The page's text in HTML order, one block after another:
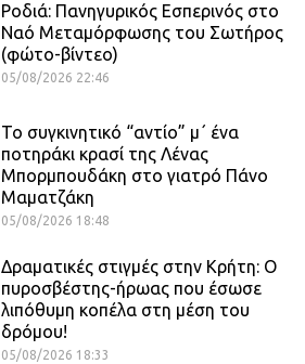
Ροδιά: Πανηγυρικός Εσπερινός στο
Ναό Μεταμόρφωσης του Σωτήρος
(φώτο-βίντεο)
05/08/2026 22:46
Το συγκινητικό “αντίο” μ΄ ένα
ποτηράκι κρασί της Λένας
Μπορμπουδάκη στο γιατρό Πάνο
Μαματζάκη
05/08/2026 18:48
Δραματικές στιγμές στην Κρήτη: Ο
πυροσβέστης-ήρωας που έσωσε
λιπόθυμη κοπέλα στη μέση του
δρόμου!
05/08/2026 18:33